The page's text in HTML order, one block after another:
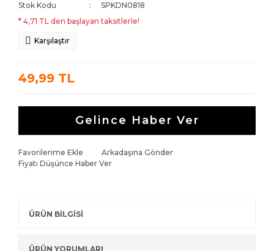
Stok Kodu
SPKDN0818
* 4,71 TL den başlayan taksitlerle!
Karşılaştır
49,99 TL
Gelince Haber Ver
Favorilerime Ekle
Arkadaşına Gönder
Fiyatı Düşünce Haber Ver
ÜRÜN BİLGİSİ
ÜRÜN YORUMLARI